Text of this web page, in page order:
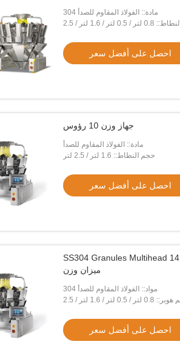
مادة:: الفولاذ المقاوم للصدأ 304
حجم النطاط:: 0.8 لتر / 0.5 لتر / 1.6 لتر / 2.5
احصل على أفضل سعر
جهاز وزن 10 رؤوس
مادة:: الفولاذ المقاوم للصدأ
حجم النطاط:: 1.6 لتر / 2.5 لتر
احصل على أفضل سعر
SS304 Granules Multihead 14
ميزان وزن
مواد:: الفولاذ المقاوم للصدأ 304
حجم هوبر:: 0.8 لتر / 0.5 لتر / 1.6 لتر / 2.5
احصل على أفضل سعر